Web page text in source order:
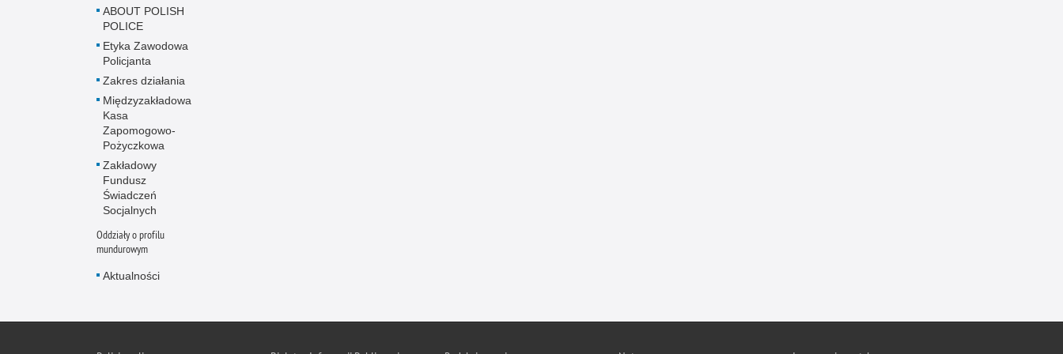
ABOUT POLISH
POLICE
Etyka Zawodowa
Policjanta
Zakres działania
Międzyzakładowa
Kasa
Zapomogowo-
Pożyczkowa
Zakładowy
Fundusz
Świadczeń
Socjalnych
Oddziały o profilu
mundurowym
Aktualności